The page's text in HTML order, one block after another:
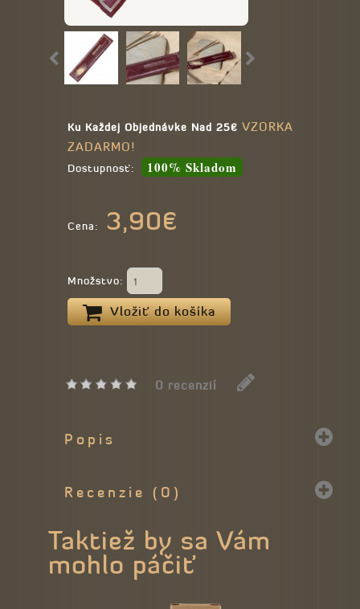
Ku Každej Objednávke Nad 25€ VZORKA
ZADARMO!
Dostupnosť: 100% Skladom
Cena: 3,90€
Množstvo:
Vložiť do košíka
0 recenzií
Popis
Recenzie (0)
Taktiež by sa Vám
mohlo páčiť